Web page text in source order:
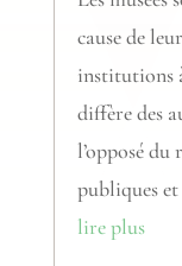
cause de
institutions
diffère des
l’opposé du
publiques et
lire plus